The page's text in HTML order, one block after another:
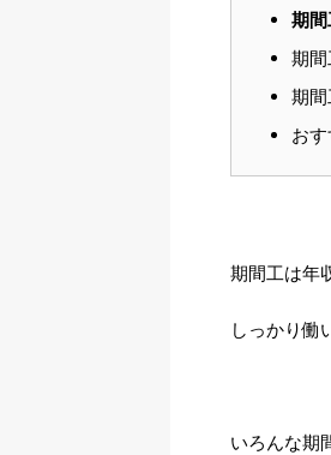
期
期
期
お
期間工は年
しっかり働
いろんな期